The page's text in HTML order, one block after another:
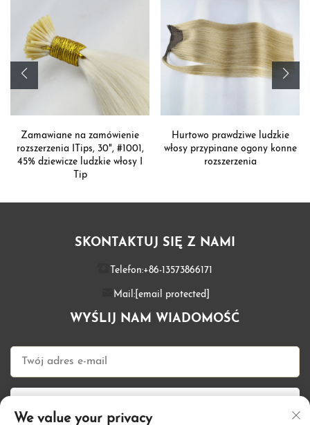
Zamawiane na zamówienie
rozszerzenia ITips, 30", #1001,
45% dziewicze ludzkie włosy I
Tip
Hurtowo prawdziwe ludzkie
włosy przypinane ogony konne
rozszerzenia
SKONTAKTUJ SIĘ Z NAMI
Telefon:+86-13573866171
Mail:[email protected]
WYŚLIJ NAM WIADOMOŚĆ
We value your privacy